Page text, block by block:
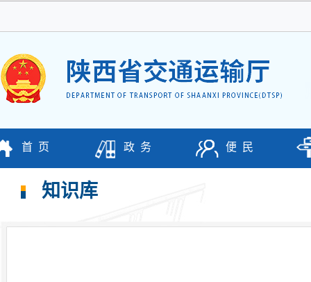
首 页 政 务 便 民
知识库